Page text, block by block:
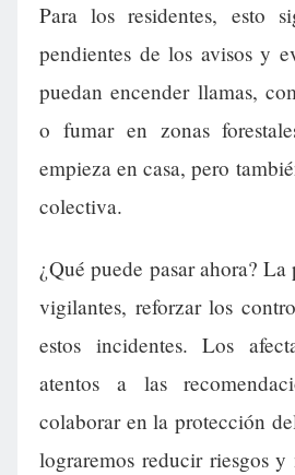
Para los residentes, esto
pendientes de los avisos y
puedan encender llamas,
o fumar en zonas
empieza en casa, pero
colectiva.
¿Qué puede pasar ahora?
vigilantes, reforzar los
estos incidentes. Los
atentos a las
colaborar en la protección
lograremos reducir riesgos y